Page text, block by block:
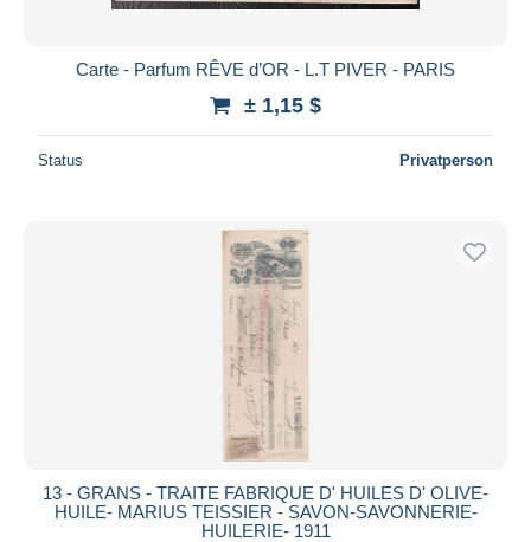
Carte - Parfum RÊVE d’OR - L.T PIVER - PARIS
± 1,15 $
Status Privatperson
13 - GRANS - TRAITE FABRIQUE D' HUILES D' OLIVE-
HUILE- MARIUS TEISSIER - SAVON-SAVONNERIE-
HUILERIE- 1911